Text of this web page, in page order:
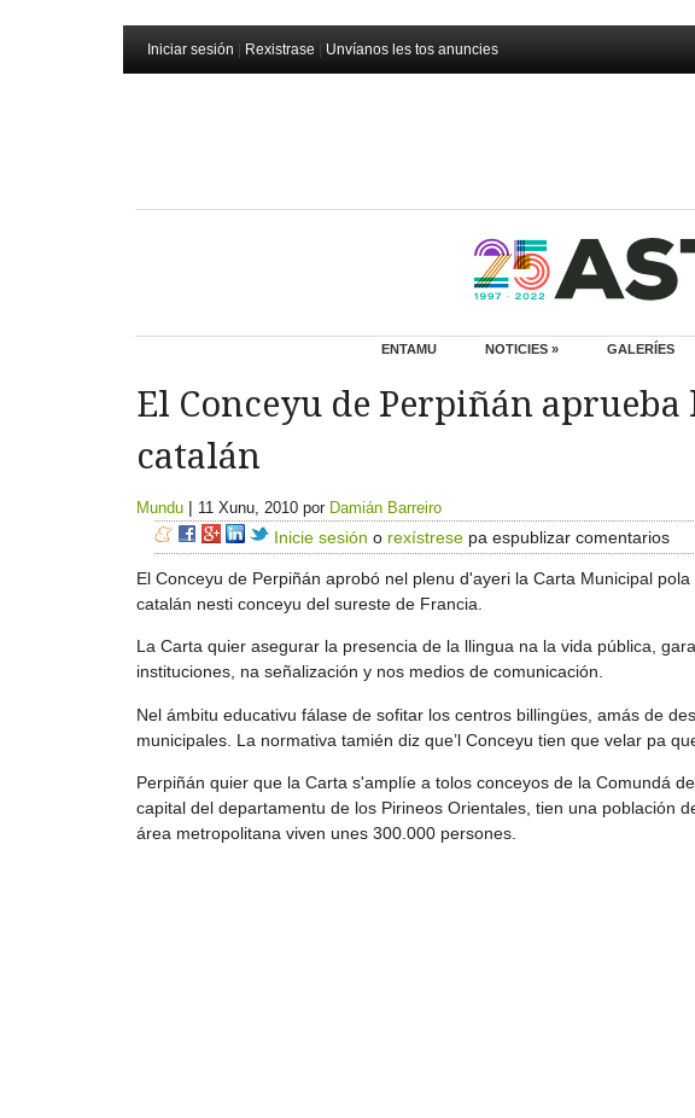
Iniciar sesión Rexistrase Unvíanos les tos anuncies
ENTAMU NOTICIES » GALERÍES
El Conceyu de Perpiñán
catalán
Mundu | 11 Xunu, 2010 por Damián Barreiro
Inicie sesión o rexístrese pa espublizar comentarios
El Conceyu de Perpiñán aprobó nel plenu d'ayeri la Carta Municipal
catalán nesti conceyu del sureste de Francia.
La Carta quier asegurar la presencia de la llingua na la vida pública,
instituciones, na señalización y nos medios de comunicación.
Nel ámbitu educativu fálase de sofitar los centros billingües, amás de
municipales. La normativa tamién diz que’l Conceyu tien que velar pa
Perpiñán quier que la Carta s'amplíe a tolos conceyos de la Comundá
capital del departamentu de los Pirineos Orientales, tien una población
área metropolitana viven unes 300.000 persones.